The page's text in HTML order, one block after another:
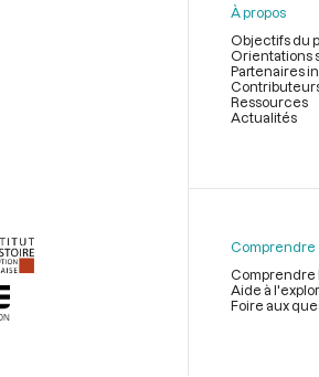
page
À propos
Objectifs du
Orientations
Partenaires
Ressources
Actualités
Comprendre
Comprendre
Aide à
Foire aux